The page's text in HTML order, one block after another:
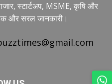
स्टार्टअप, MSME, कृषि और
और सरल जानकारी।